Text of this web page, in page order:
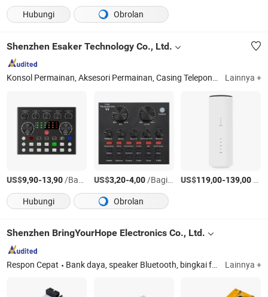
Hubungi
Obrolan
Shenzhen Esaker Technology Co., Ltd.
Konsol Permainan, Aksesori Permainan, Casing Telepon, Pengisi Daya, Elektronik Hiburan, Pengendali Permainan, Kotak Permainan, Earphone Lainnya +
US$9,90-13,90/Bagian US$3,20-4,00/Bagian US$119,00-139,00
Hubungi
Obrolan
Shenzhen BringYourHope Electronics Co., Ltd.
Respon Cepat Bank daya, speaker Bluetooth, bingkai foto digital, flash drive USB, kartu memori, adaptor perjalanan, pengisi daya USB, speaker komputer, kotak TV Android, PC mini Lainnya +